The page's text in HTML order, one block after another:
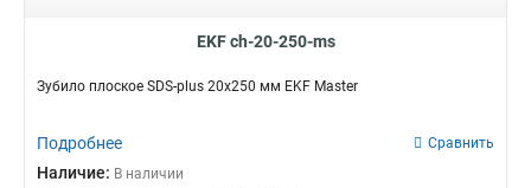
EKF ch-20-250-ms
Зубило плоское SDS-plus 20х250 мм EKF Master
Подробнее Сравнить
Наличие: В наличии